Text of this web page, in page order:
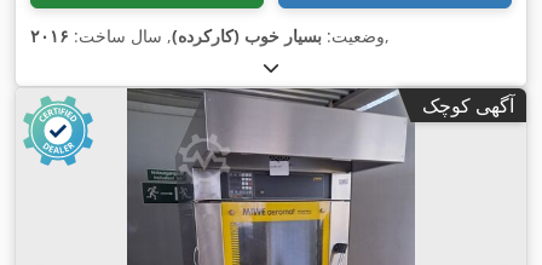
وضعیت: بسیار خوب (کارکرده), سال ساخت: ۲۰۱۶ ,
آگهی کوچک